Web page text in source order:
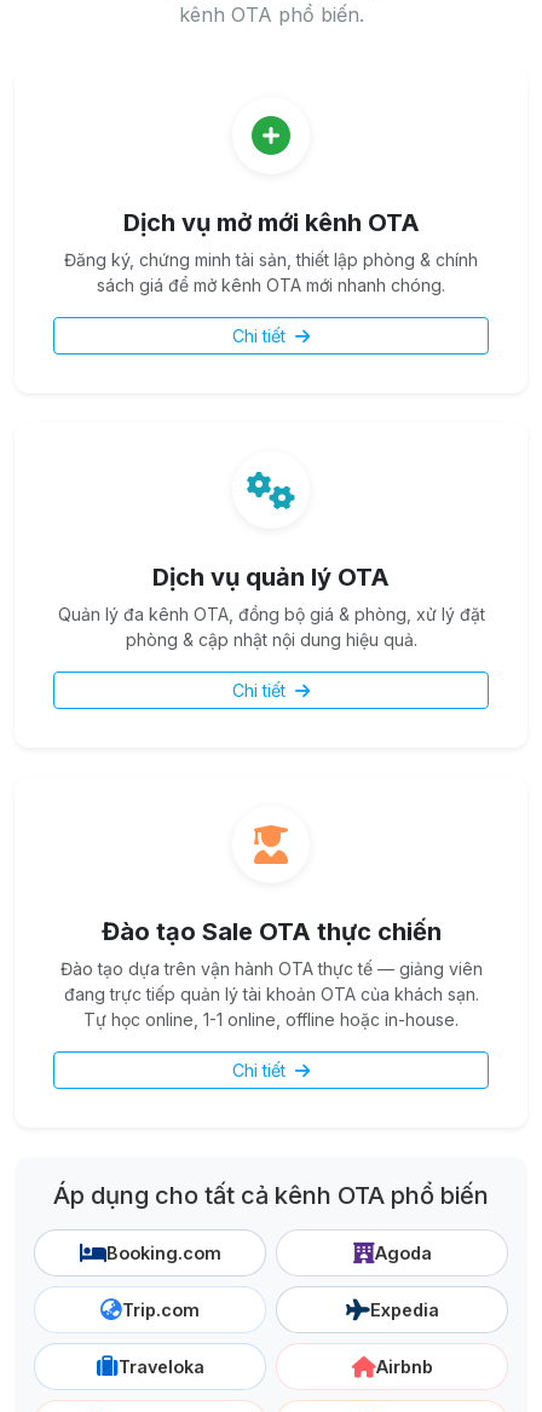
kênh OTA phổ biến.
Dịch vụ mở mới kênh OTA
Đăng ký, chứng minh tài sản, thiết lập phòng & chính
sách giá để mở kênh OTA mới nhanh chóng.
Chi tiết
Dịch vụ quản lý OTA
Quản lý đa kênh OTA, đồng bộ giá & phòng, xử lý đặt
phòng & cập nhật nội dung hiệu quả.
Chi tiết
Đào tạo Sale OTA thực chiến
Đào tạo dựa trên vận hành OTA thực tế — giảng viên
đang trực tiếp quản lý tài khoản OTA của khách sạn.
Tự học online, 1-1 online, offline hoặc in-house.
Chi tiết
Áp dụng cho tất cả kênh OTA phổ biến
Booking.com Agoda
Trip.com Expedia
Traveloka Airbnb